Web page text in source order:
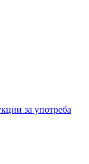
за употреба